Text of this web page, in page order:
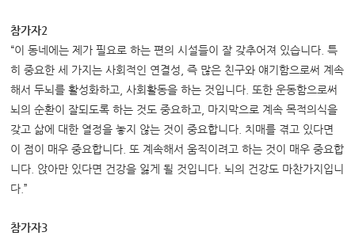
참가자2
“이 동네에는 제가 필요로 하는 편의 시설들이 잘 갖추어져 있습니다. 특
히 중요한 세 가지는 사회적인 연결성, 즉 많은 친구와 얘기함으로써 계속
해서 두뇌를 활성화하고, 사회활동을 하는 것입니다. 또한 운동함으로써
뇌의 순환이 잘되도록 하는 것도 중요하고, 마지막으로 계속 목적의식을
갖고 삶에 대한 열정을 놓지 않는 것이 중요합니다. 치매를 겪고 있다면
이 점이 매우 중요합니다. 또 계속해서 움직이려고 하는 것이 매우 중요합
니다. 앉아만 있다면 건강을 잃게 될 것입니다. 뇌의 건강도 마찬가지입니
다.”
참가자3